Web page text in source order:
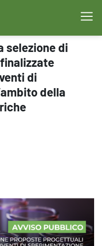
progettuali
selezione di
di
della